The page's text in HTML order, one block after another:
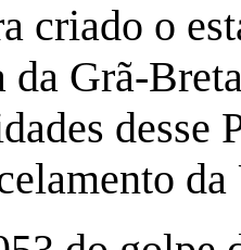
criado o
da Grã-
desse